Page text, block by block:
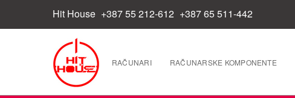
Hit House +387 55 212-612 +387 65 511-442
RAČUNARI RAČUNARSKE KOMPONENTE